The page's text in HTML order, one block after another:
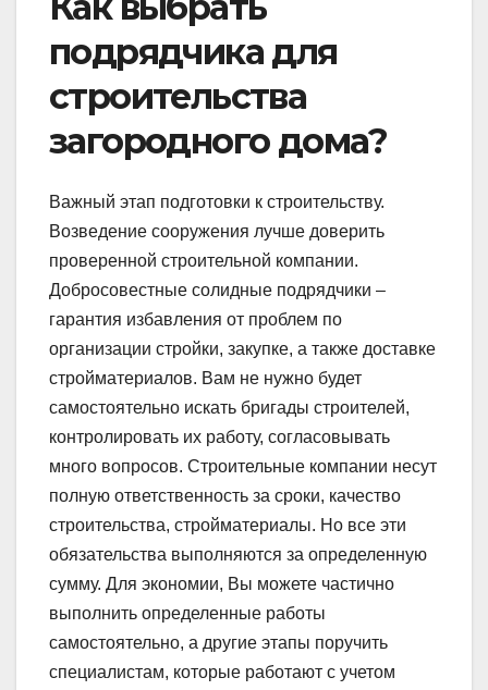
подрядчика для
строительства
загородного дома?
Важный этап подготовки к строительству.
Возведение сооружения лучше доверить
проверенной строительной компании.
Добросовестные солидные подрядчики –
гарантия избавления от проблем по
организации стройки, закупке, а также доставке
стройматериалов. Вам не нужно будет
самостоятельно искать бригады строителей,
контролировать их работу, согласовывать
много вопросов. Строительные компании несут
полную ответственность за сроки, качество
строительства, стройматериалы. Но все эти
обязательства выполняются за определенную
сумму. Для экономии, Вы можете частично
выполнить определенные работы
самостоятельно, а другие этапы поручить
специалистам, которые работают с учетом